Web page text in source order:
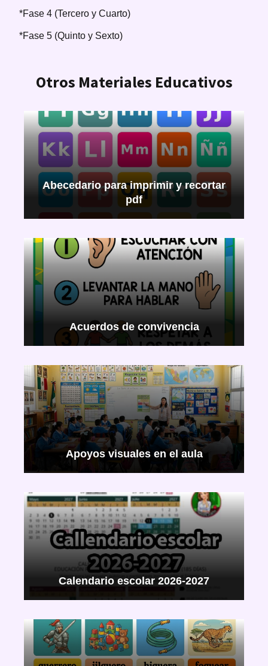
*Fase 4 (Tercero y Cuarto)
*Fase 5 (Quinto y Sexto)
Otros Materiales Educativos
Abecedario para imprimir y recortar
pdf
Acuerdos de convivencia
Apoyos visuales en el aula
Calendario escolar 2026-2027